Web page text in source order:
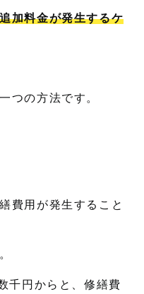
加料金が発生するケ
つの方法です。
費用が発生すること
千円からと、修繕費